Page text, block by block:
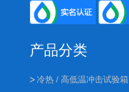
产品分类
冷热 / 高低温冲击试验箱